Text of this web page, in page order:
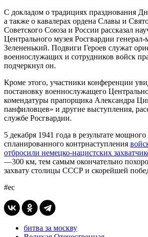
С докладом о традициях празднования
а также о кавалерах ордена Славы и
Советского Союза и России рассказал
Центрального музея Росгвардии
Зелененький. Подвиги Героев служат
военнослужащих и сотрудников войск
подчеркнул он.
Кроме этого, участники конференции
постановку военнослужащего
комендатуры прапорщика Александра
панфиловцев» и другие выступления,
службе Росгвардии.
5 декабря 1941 года в результате
спланированного контрнаступления
отбросили немецко-нацистских
—300 км, тем самым окончательно
захвату столицы СССР и скорейшей
#ес
битва за москву